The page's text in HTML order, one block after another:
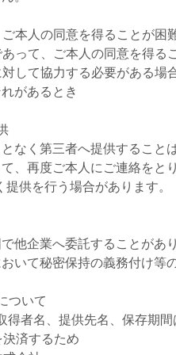
本人の同意を得ることが困
って、ご本人の同意を得る
して協力する必要がある場
があるとき
なく第三者へ提供すること
、再度ご本人にご連絡をと
供を行う場合があります。
他企業へ委託することがあ
いて秘密保持の義務付け等
ついて
者名、提供先名、保存期間
決済するため